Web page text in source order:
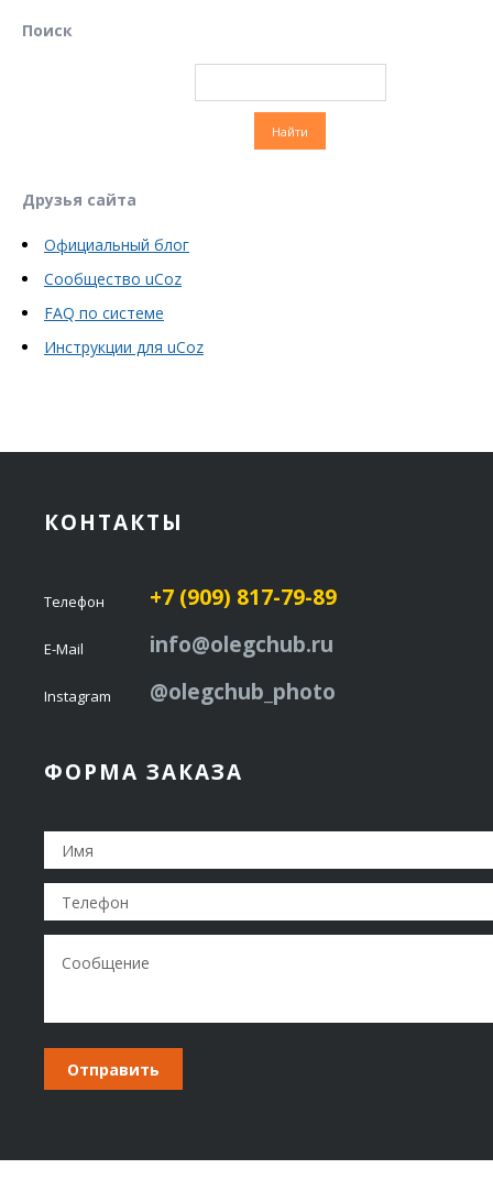
Поиск
Друзья сайта
Официальный блог
Сообщество uCoz
FAQ по системе
Инструкции для uCoz
КОНТАКТЫ
Телефон +7 (909) 817-79-89
E-Mail info@olegchub.ru
Instagram @olegchub_photo
ФОРМА ЗАКАЗА